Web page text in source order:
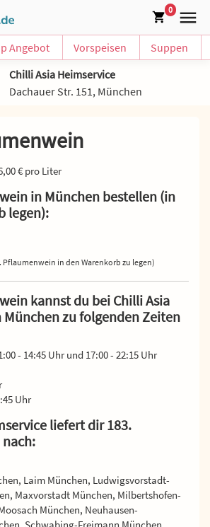
0
Angebot Vorspeisen
Suppen
Chilli Asia Heimservice
Dachauer Str. 151, München
€ pro Liter
in München bestellen (in
legen):
in den Warenkorb zu legen)
kannst du bei Chilli Asia
München zu folgenden Zeiten
- 14:45 Uhr und 17:00 - 22:15 Uhr
Uhr
liefert dir 183.
Laim München, Ludwigsvorstadt-
Maxvorstadt München, Milbertshofen-
München, Neuhausen-